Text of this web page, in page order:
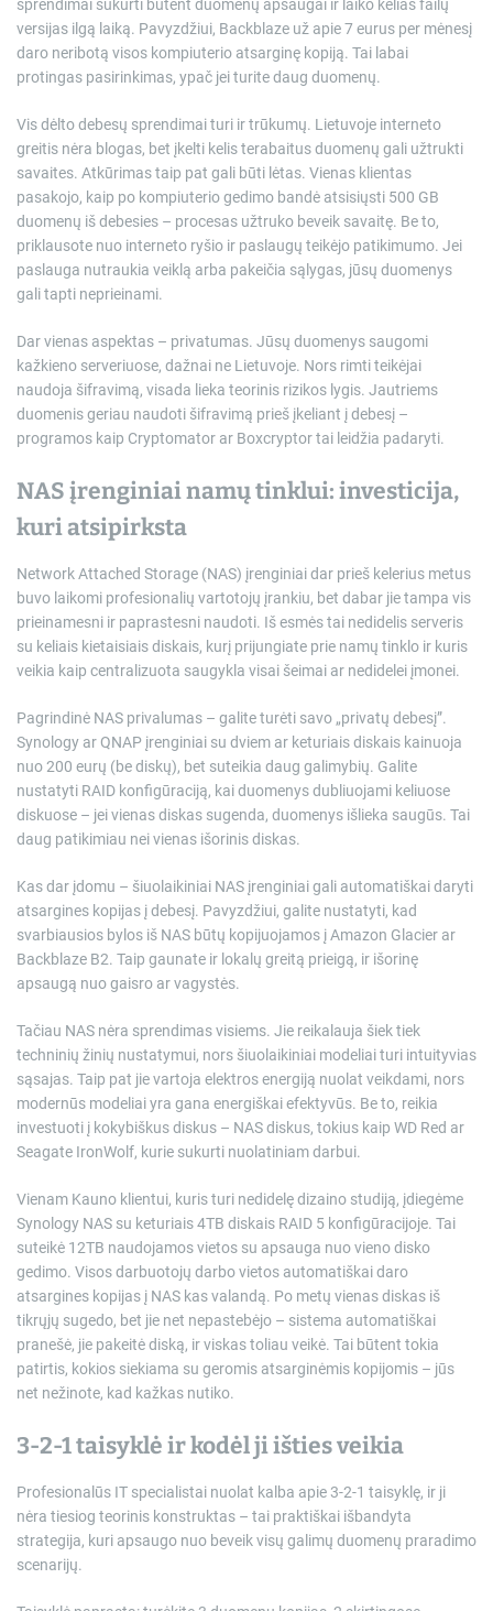
sprendimai sukurti būtent duomenų apsaugai ir laiko kelias failų
versijas ilgą laiką. Pavyzdžiui, Backblaze už apie 7 eurus per mėnesį
daro neribotą visos kompiuterio atsarginę kopiją. Tai labai
protingas pasirinkimas, ypač jei turite daug duomenų.
Vis dėlto debesų sprendimai turi ir trūkumų. Lietuvoje interneto
greitis nėra blogas, bet įkelti kelis terabaitus duomenų gali užtrukti
savaites. Atkūrimas taip pat gali būti lėtas. Vienas klientas
pasakojo, kaip po kompiuterio gedimo bandė atsisiųsti 500 GB
duomenų iš debesies – procesas užtruko beveik savaitę. Be to,
priklausote nuo interneto ryšio ir paslaugų teikėjo patikimumo. Jei
paslauga nutraukia veiklą arba pakeičia sąlygas, jūsų duomenys
gali tapti neprieinami.
Dar vienas aspektas – privatumas. Jūsų duomenys saugomi
kažkieno serveriuose, dažnai ne Lietuvoje. Nors rimti teikėjai
naudoja šifravimą, visada lieka teorinis rizikos lygis. Jautriems
duomenis geriau naudoti šifravimą prieš įkeliant į debesį –
programos kaip Cryptomator ar Boxcryptor tai leidžia padaryti.
NAS įrenginiai namų tinklui: investicija,
kuri atsipirksta
Network Attached Storage (NAS) įrenginiai dar prieš kelerius metus
buvo laikomi profesionalių vartotojų įrankiu, bet dabar jie tampa vis
prieinamesni ir paprastesni naudoti. Iš esmės tai nedidelis serveris
su keliais kietaisiais diskais, kurį prijungiate prie namų tinklo ir kuris
veikia kaip centralizuota saugykla visai šeimai ar nedidelei įmonei.
Pagrindinė NAS privalumas – galite turėti savo „privatų debesį”.
Synology ar QNAP įrenginiai su dviem ar keturiais diskais kainuoja
nuo 200 eurų (be diskų), bet suteikia daug galimybių. Galite
nustatyti RAID konfigūraciją, kai duomenys dubliuojami keliuose
diskuose – jei vienas diskas sugenda, duomenys išlieka saugūs. Tai
daug patikimiau nei vienas išorinis diskas.
Kas dar įdomu – šiuolaikiniai NAS įrenginiai gali automatiškai daryti
atsargines kopijas į debesį. Pavyzdžiui, galite nustatyti, kad
svarbiausios bylos iš NAS būtų kopijuojamos į Amazon Glacier ar
Backblaze B2. Taip gaunate ir lokalų greitą prieigą, ir išorinę
apsaugą nuo gaisro ar vagystės.
Tačiau NAS nėra sprendimas visiems. Jie reikalauja šiek tiek
techninių žinių nustatymui, nors šiuolaikiniai modeliai turi intuityvias
sąsajas. Taip pat jie vartoja elektros energiją nuolat veikdami, nors
modernūs modeliai yra gana energiškai efektyvūs. Be to, reikia
investuoti į kokybiškus diskus – NAS diskus, tokius kaip WD Red ar
Seagate IronWolf, kurie sukurti nuolatiniam darbui.
Vienam Kauno klientui, kuris turi nedidelę dizaino studiją, įdiegėme
Synology NAS su keturiais 4TB diskais RAID 5 konfigūracijoje. Tai
suteikė 12TB naudojamos vietos su apsauga nuo vieno disko
gedimo. Visos darbuotojų darbo vietos automatiškai daro
atsargines kopijas į NAS kas valandą. Po metų vienas diskas iš
tikrųjų sugedo, bet jie net nepastebėjo – sistema automatiškai
pranešė, jie pakeitė diską, ir viskas toliau veikė. Tai būtent tokia
patirtis, kokios siekiama su geromis atsarginėmis kopijomis – jūs
net nežinote, kad kažkas nutiko.
3-2-1 taisyklė ir kodėl ji išties veikia
Profesionalūs IT specialistai nuolat kalba apie 3-2-1 taisyklę, ir ji
nėra tiesiog teorinis konstruktas – tai praktiškai išbandyta
strategija, kuri apsaugo nuo beveik visų galimų duomenų praradimo
scenarijų.